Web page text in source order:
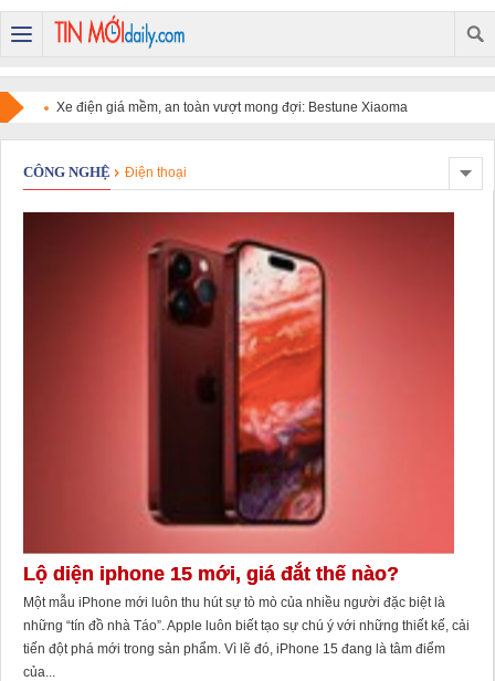
Xe điện giá mềm, an toàn vượt mong đợi: Bestune Xiaoma
chinh phục người dùng
CÔNG NGHỆ Điện thoại
Lộ diện iphone 15 mới, giá đắt thế nào?
Một mẫu iPhone mới luôn thu hút sự tò mò của nhiều người đặc biệt là
những “tín đồ nhà Táo”. Apple luôn biết tạo sự chú ý với những thiết kế, cải
tiến đột phá mới trong sản phẩm. Vì lẽ đó, iPhone 15 đang là tâm điểm
của...